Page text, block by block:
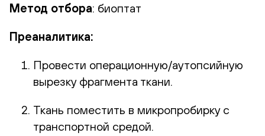
Метод отбора: биоптат
Преаналитика:
Провести операционную/аутопсийную
вырезку фрагмента ткани.
Ткань поместить в микропробирку с
транспортной средой.